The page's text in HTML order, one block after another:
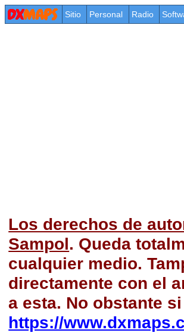
Sitio Personal Radio
Los derechos de
Sampol. Queda
cualquier medio.
directamente con el
a esta. No obstante
https://